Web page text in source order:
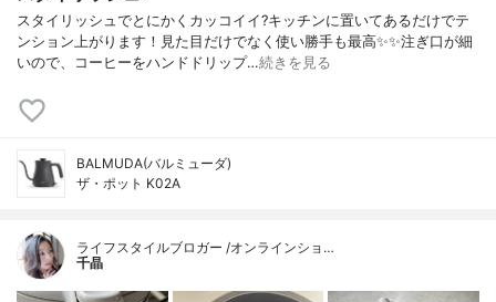
スタイリッシュでとにかくカッコイイ?キッチンに置いてあるだけでテ
ンション上がります！見た目だけでなく使い勝手も最高✨✨注ぎ口が細
いので、コーヒーをハンドドリップ…続きを見る
BALMUDA(バルミューダ)
ザ・ポット K02A
ライフスタイルブロガー /オンラインショ…
千晶